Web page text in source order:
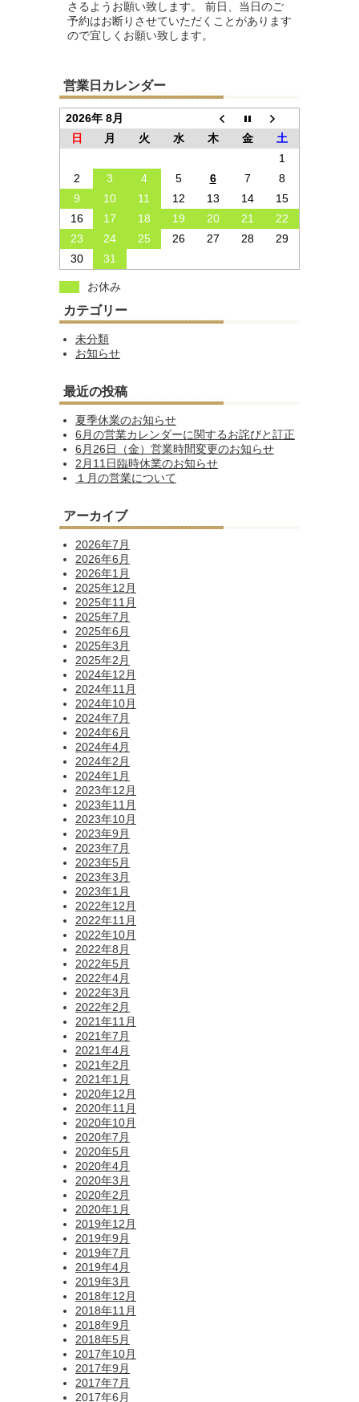
さるようお願い致します。 前日、当日のご
予約はお断りさせていただくことがあります
ので宜しくお願い致します。
営業日カレンダー
2026年 8月
日
月 火 水 木 金
土
1
2
3 4 5 6 7
8
9
10 11 12 13 14
15
16
17 18 19 20 21
22
23
24 25 26 27 28
29
30
31
お休み
カテゴリー
未分類
お知らせ
最近の投稿
夏季休業のお知らせ
6月の営業カレンダーに関するお詫びと訂正
6月26日（金）営業時間変更のお知らせ
2月11日臨時休業のお知らせ
１月の営業について
アーカイブ
2026年7月
2026年6月
2026年1月
2025年12月
2025年11月
2025年7月
2025年6月
2025年3月
2025年2月
2024年12月
2024年11月
2024年10月
2024年7月
2024年6月
2024年4月
2024年2月
2024年1月
2023年12月
2023年11月
2023年10月
2023年9月
2023年7月
2023年5月
2023年3月
2023年1月
2022年12月
2022年11月
2022年10月
2022年8月
2022年5月
2022年4月
2022年3月
2022年2月
2021年11月
2021年7月
2021年4月
2021年2月
2021年1月
2020年12月
2020年11月
2020年10月
2020年7月
2020年5月
2020年4月
2020年3月
2020年2月
2020年1月
2019年12月
2019年9月
2019年7月
2019年4月
2019年3月
2018年12月
2018年11月
2018年9月
2018年5月
2017年10月
2017年9月
2017年7月
2017年6月